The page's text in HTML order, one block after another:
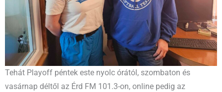
Tehát Playoff péntek este nyolc órától, szombaton és
vasárnap déltől az Érd FM 101.3-on, online pedig az